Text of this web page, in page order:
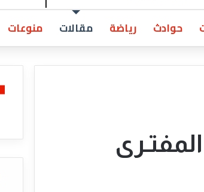
حوادث رياضة مقالات منوعات